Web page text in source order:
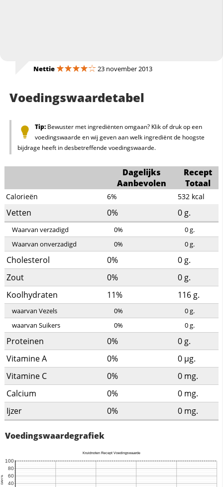
Nettie 23 november 2013
Voedingswaardetabel
Tip:Bewuster met ingrediënten omgaan? Klik of druk op een
voedingswaarde en wij geven aan welk ingrediënt de hoogste
bijdrage heeft in desbetreffende voedingswaarde.
Dagelijks
Aanbevolen
Recept
Totaal
Calorieën 6% 532 kcal
Vetten 0% 0 g.
Waarvan verzadigd 0% 0g.
Waarvan onverzadigd
0% 0g.
Cholesterol 0% 0 g.
Zout
0% 0 g.
Koolhydraten
11% 116 g.
waarvan Vezels 0% 0g.
waarvan Suikers
0% 0g.
Proteinen 0% 0 g.
Vitamine A
0% 0 µg.
Vitamine C
0% 0 mg.
Calcium
0% 0 mg.
Ijzer
0% 0 mg.
Voedingswaardegrafiek